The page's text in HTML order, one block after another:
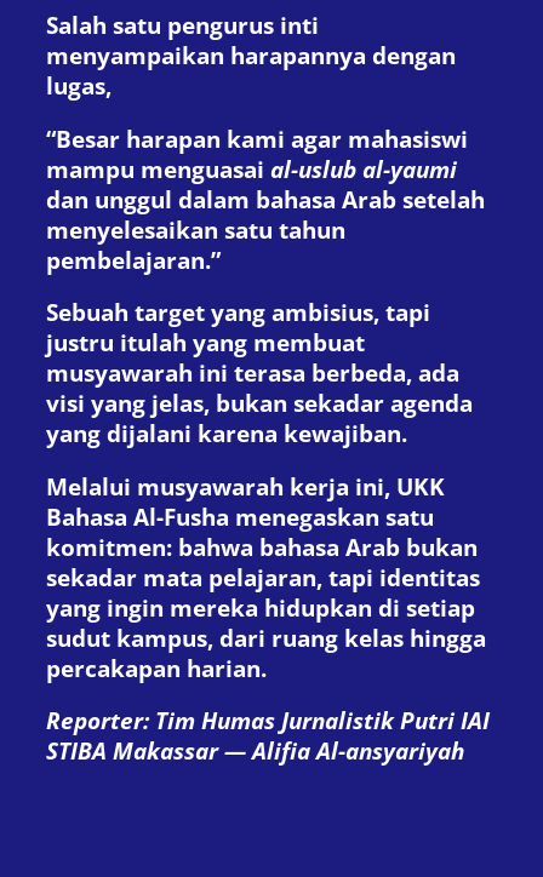
Salah satu pengurus inti
menyampaikan harapannya dengan
lugas,
“Besar harapan kami agar mahasiswi
mampu menguasai al-uslub al-yaumi
dan unggul dalam bahasa Arab setelah
menyelesaikan satu tahun
pembelajaran.”
Sebuah target yang ambisius, tapi
justru itulah yang membuat
musyawarah ini terasa berbeda, ada
visi yang jelas, bukan sekadar agenda
yang dijalani karena kewajiban.
Melalui musyawarah kerja ini, UKK
Bahasa Al-Fusha menegaskan satu
komitmen: bahwa bahasa Arab bukan
sekadar mata pelajaran, tapi identitas
yang ingin mereka hidupkan di setiap
sudut kampus, dari ruang kelas hingga
percakapan harian.
Reporter: Tim Humas Jurnalistik Putri IAI
STIBA Makassar — Alifia Al-ansyariyah